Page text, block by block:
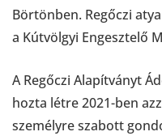
Börtönben. Regőczi
a Kútvölgyi Engesztelő
A Regőczi Alapítványt
hozta létre 2021-ben
személyre szabott